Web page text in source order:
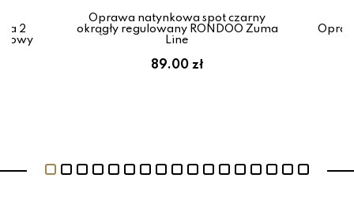
2
Oprawa natynkowa spot czarny
okrągły regulowany RONDOO Zuma
Line
89.00 zł